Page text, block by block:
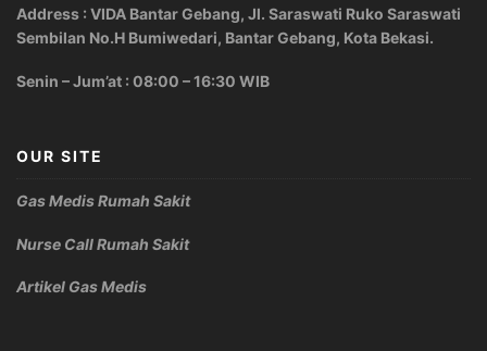
Address : VIDA Bantar Gebang, Jl. Saraswati Ruko Saraswati
Sembilan No.H Bumiwedari, Bantar Gebang, Kota Bekasi.
Senin – Jum’at : 08:00 – 16:30 WIB
OUR SITE
Gas Medis Rumah Sakit
Nurse Call Rumah Sakit
Artikel Gas Medis